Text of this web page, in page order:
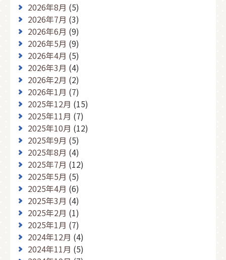
2026年8月 (5)
2026年7月 (3)
2026年6月 (9)
2026年5月 (9)
2026年4月 (5)
2026年3月 (4)
2026年2月 (2)
2026年1月 (7)
2025年12月 (15)
2025年11月 (7)
2025年10月 (12)
2025年9月 (5)
2025年8月 (4)
2025年7月 (12)
2025年5月 (5)
2025年4月 (6)
2025年3月 (4)
2025年2月 (1)
2025年1月 (7)
2024年12月 (4)
2024年11月 (5)